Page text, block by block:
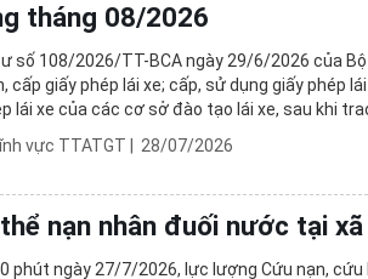
tháng 08/2026
số 108/2026/TT-BCA ngày 29/6/2026 của
cấp giấy phép lái xe; cấp, sử dụng giấy phép
lái xe của các cơ sở đào tạo lái xe, sau khi
Trung tâm ...
vực TTATGT 28/07/2026
nạn nhân đuối nước tại xã
phút ngày 27/7/2026, lực lượng Cứu nạn, cứu